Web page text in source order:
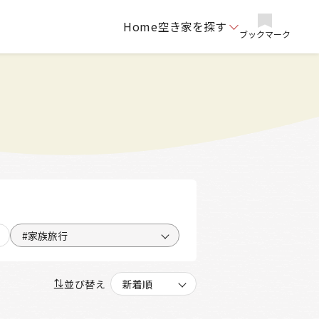
Home空き家を探す ブックマーク
#家族旅行
並び替え